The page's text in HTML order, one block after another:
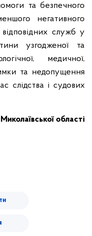
та безпечного
негативного
відповідних служб у
узгодженої та
медичної,
та недопущення
слідства і судових
Миколаївської області